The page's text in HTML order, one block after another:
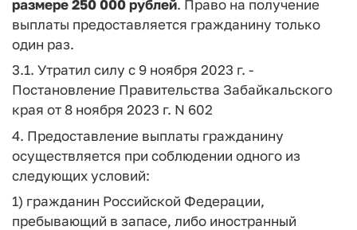
размере 250 000 рублей. Право на получение
выплаты предоставляется гражданину только
один раз.
3.1. Утратил силу с 9 ноября 2023 г. -
Постановление Правительства Забайкальского
края от 8 ноября 2023 г. N 602
4. Предоставление выплаты гражданину
осуществляется при соблюдении одного из
следующих условий:
1) гражданин Российской Федерации,
пребывающий в запасе, либо иностранный